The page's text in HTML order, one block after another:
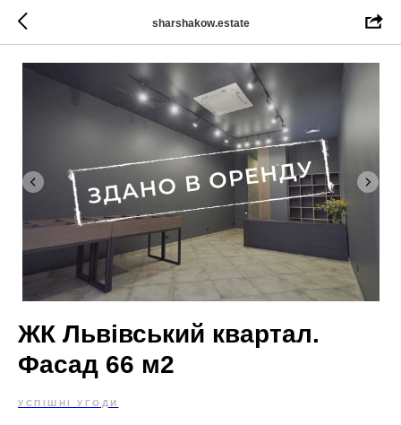
sharshakow.estate
ЖК Львівський квартал.
Фасад 66 м2
УСПІШНІ УГОДИ